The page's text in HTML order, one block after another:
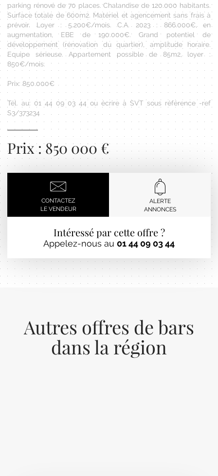
parking rénové de 70 places. Chalandise de 120.000 habitants.
Surface totale de 600m2. Matériel et agencement sans frais à
prévoir. Loyer : 5.200€/mois. C.A. 2023 : 866.000€, en
augmentation, EBE de 190.000€. Grand potentiel de
développement (rénovation du quartier), amplitude horaire.
Equipe sérieuse. Appartement possible de 85m2, loyer :
850€/mois.
Prix: 850.000€
Tél. au: 01 44 09 03 44 ou écrire à SVT sous référence -ref
S3/373234
Prix : 850 000 €
CONTACTEZ
LE VENDEUR
ALERTE
ANNONCES
Intéressé par cette offre ?
Appelez-nous au 01 44 09 03 44
Autres offres de bars
dans la région